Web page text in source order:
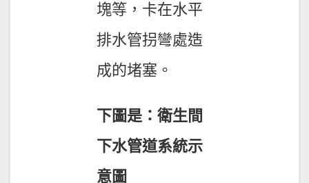
塊等，卡在水平
排水管拐彎處造
成的堵塞。
下圖是：衛生間
下水管道系統示
意圖